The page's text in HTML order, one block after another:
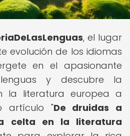
, el lugar
evolución de los idiomas
en el apasionante
y descubre la
la literatura europea a
artículo "De druidas a
celta en la literatura